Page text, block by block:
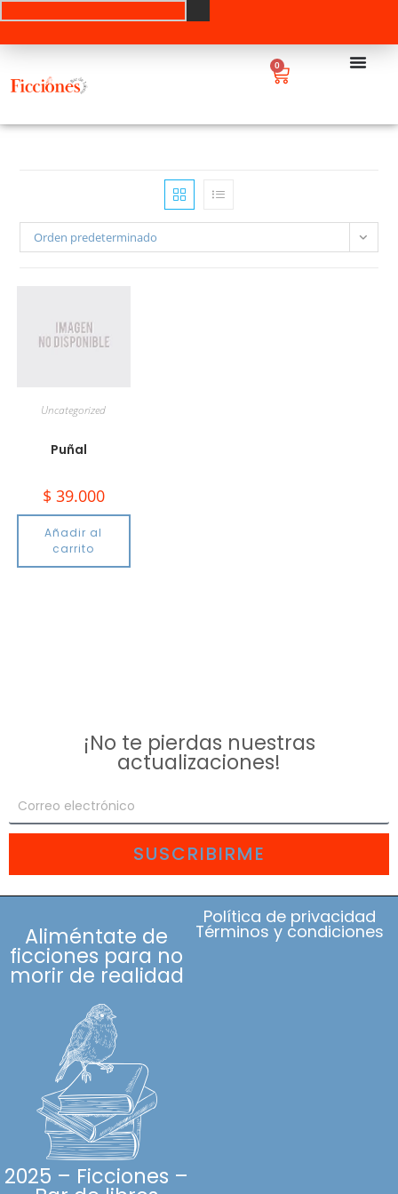
0
Orden predeterminado
Uncategorized
Puñal
$ 39.000
Añadir al
carrito
¡No te pierdas nuestras
actualizaciones!
SUSCRIBIRME
Aliméntate de
ficciones para no
morir de realidad
2025 – Ficciones –
Política de privacidad
Términos y condiciones